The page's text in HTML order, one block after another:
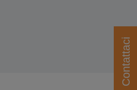
Contattaci